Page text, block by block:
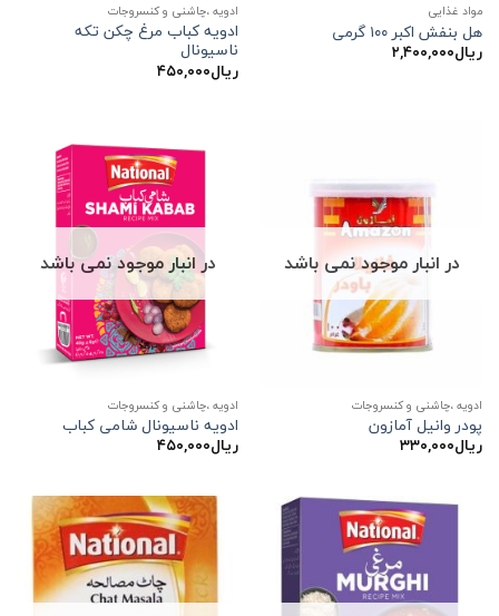
مواد غذایی
هل بنفش اکبر ۱۰۰ گرمی
ریال۲,۴۰۰,۰۰۰
ادویه ،چاشنی و کنسروجات
ادویه کباب مرغ چکن تکه
ناسیونال
ریال۴۵۰,۰۰۰
در انبار موجود نمی باشد
ادویه ،چاشنی و کنسروجات
پودر وانیل آمازون
ریال۳۳۰,۰۰۰
در انبار موجود نمی باشد
ادویه ،چاشنی و کنسروجات
ادویه ناسیونال شامی کباب
ریال۴۵۰,۰۰۰